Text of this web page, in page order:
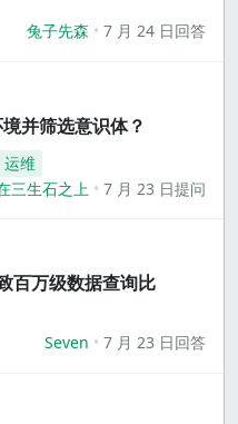
兔子先森 7 月 24 日回答
并筛选意识体？
运维
三生石之上
7 月 23 日提问
百万级数据查询比
Seven 7 月 23 日回答